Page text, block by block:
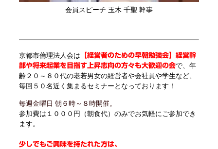
会員スピーチ 玉木 千聖 幹事
京都市倫理法人会は 【経営者のための早朝勉強会】経営幹
部や将来起業を目指す上昇志向の方々も大歓迎の会で、年
齢２０～８０代の老若男女の経営者や会社員や学生など、
毎回５０名近く集まるセミナーとなっております！
毎週金曜日 朝６時～８時開催。
参加費は１０００円（朝食代）のみでお気軽にご参加でき
ます。
少しでもご興味を持たれた方は、